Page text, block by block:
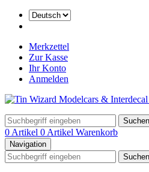
Merkzettel
Zur Kasse
Ihr Konto
Anmelden
Suchen
0 Artikel 0 Artikel Warenkorb
Navigation
Suchen